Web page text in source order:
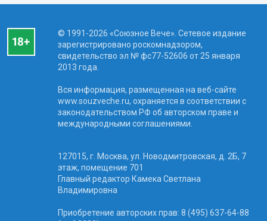
© 1991-2026 «Союзное Вече». Сетевое издание
зарегистрировано роскомнадзором,
свидетельство эл № фc77-52606 от 25 января
2013 года.
Вся информация, размещенная на веб-сайте
www.souzveche.ru, охраняется в соответствии с
законодательством РФ об авторском праве и
международными соглашениями.
127015, г. Москва, ул. Новодмитровская, д. 2Б, 7
этаж, помещение 701
Главный редактор Камека Светлана
Владимировна
Приобретение авторских прав: 8 (495) 637-64-88